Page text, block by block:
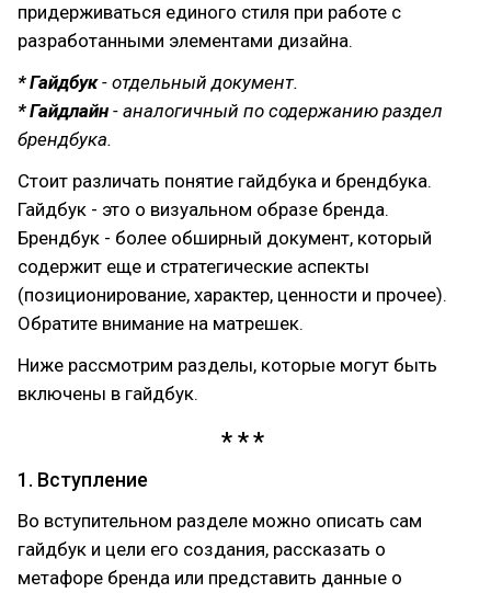
придерживаться единого стиля при работе с
разработанными элементами дизайна.
* Гайдбук- отдельный документ.
* Гайдлайн - аналогичный по содержанию раздел
брендбука.
Стоит различать понятие гайдбука и брендбука.
Гайдбук - это о визуальном образе бренда.
Брендбук - более обширный документ, который
содержит еще и стратегические аспекты
(позиционирование, характер, ценности и прочее).
Обратите внимание на матрешек.
Ниже рассмотрим разделы, которые могут быть
включены в гайдбук.
1. Вступление
Во вступительном разделе можно описать сам
гайдбук и цели его создания, рассказать о
метафоре бренда или представить данные о